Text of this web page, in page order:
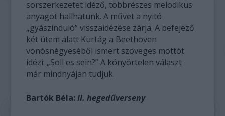
sorszerkezetet idéző, többrészes melodikus
anyagot hallhatunk. A művet a nyitó
„gyászinduló” visszaidézése zárja. A befejező
két ütem alatt Kurtág a Beethoven
vonósnégyeséből ismert szöveges mottót
idézi: „Soll es sein?” A könyörtelen választ
már mindnyájan tudjuk.
Bartók Béla:II. hegedűverseny